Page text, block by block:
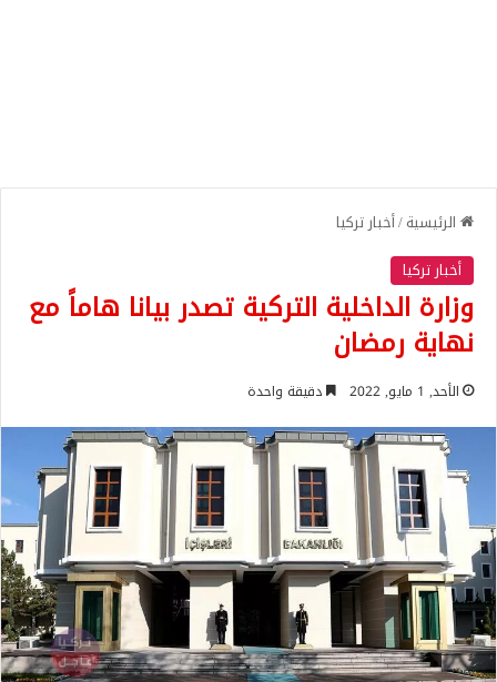
الرئيسية/أخبار تركيا
أخبار تركيا
وزارة الداخلية التركية تصدر بيانا هاماً مع
نهاية رمضان
الأحد, 1 مايو, 2022 دقيقة واحدة